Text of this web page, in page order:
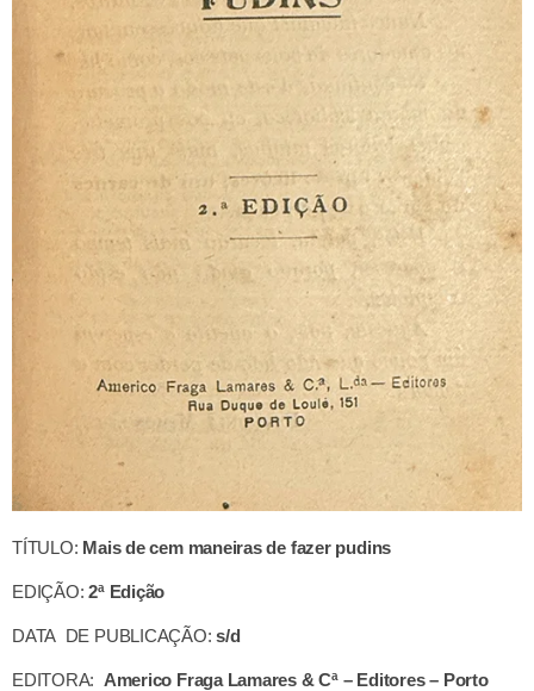
TÍTULO: Mais de cem maneiras de fazer pudins
EDIÇÃO:2ª Edição
DATA DE PUBLICAÇÃO:s/d
EDITORA: Americo Fraga Lamares & Cª – Editores – Porto